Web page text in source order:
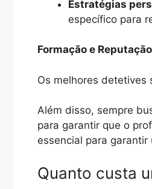
Estratégias
específico para
Formação e Reputação
Os melhores detetives
Além disso, sempre
para garantir que o
essencial para
Quanto custa